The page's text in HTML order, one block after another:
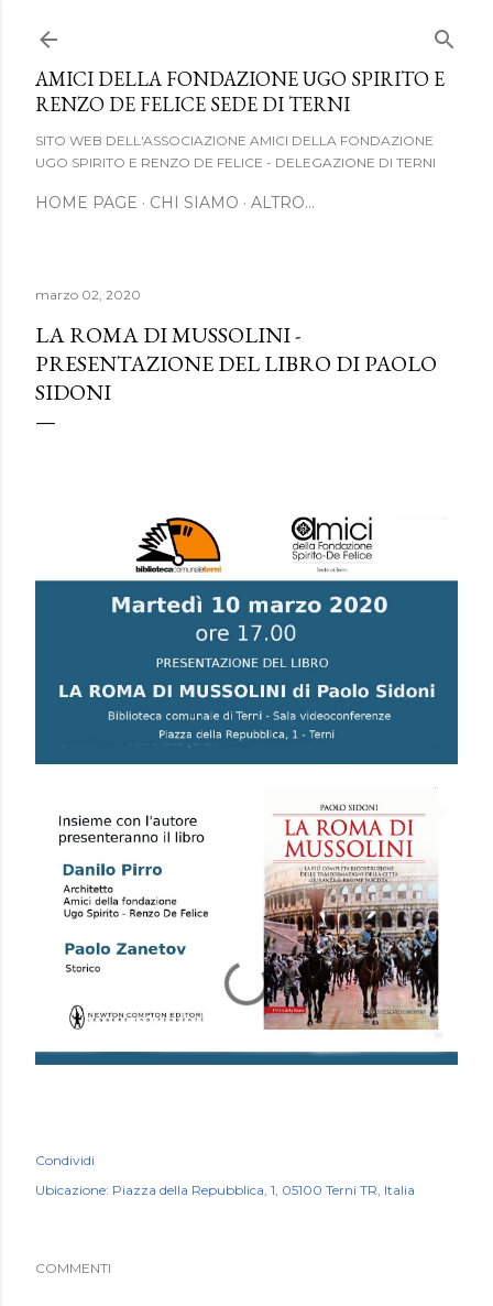
AMICI DELLA FONDAZIONE UGO SPIRITO E
RENZO DE FELICE SEDE DI TERNI
SITO WEB DELL'ASSOCIAZIONE AMICI DELLA FONDAZIONE
UGO SPIRITO E RENZO DE FELICE - DELEGAZIONE DI TERNI
HOME PAGE CHI SIAMO ALTRO…
marzo 02, 2020
LA ROMA DI MUSSOLINI -
PRESENTAZIONE DEL LIBRO DI PAOLO
SIDONI
Condividi
Ubicazione: Piazza della Repubblica, 1, 05100 Terni TR, Italia
COMMENTI